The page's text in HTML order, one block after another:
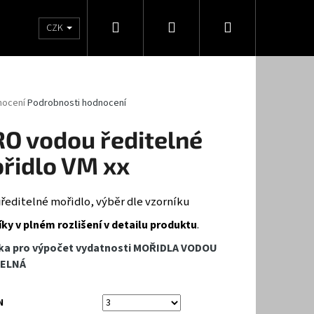
Tužidla Ředidla Pro kutily
CZK Hledat PřihlášeníNákupní
Podrobnosti hodnocení
vodou ředitelné
VM xx
mořidlo, výběr dle vzorníku
v plném rozlišení v detailu produktu.
pro výpočet vydatnosti MOŘIDLA VODOU
UDRŽOVACÍ PROSTŘEDEK